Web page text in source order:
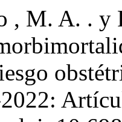
, M. A. . y